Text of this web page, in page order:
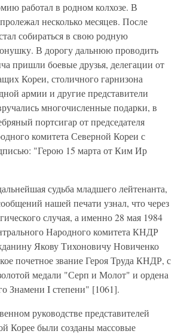
работал в родном колхозе. В
несколько месяцев. После
собираться в свою родную
В дорогу дальнюю проводить
пришли боевые друзья, делегации от
Кореи, столичного гарнизона
армии и другие представители
многочисленные подарки, в
портсигар от председателя
комитета Северной Кореи с
"Герою 15 марта от Ким Ир
судьба младшего лейтенанта,
нашей печати узнал, что через
случая, а именно 28 мая 1984
Народного комитета КНДР
Якову Тихоновичу Новиченко
почетное звание Героя Труда КНДР, с
медали "Серп и Молот" и ордена
Знамени I степени" [1061].
руководстве представителей
Корее были созданы массовые